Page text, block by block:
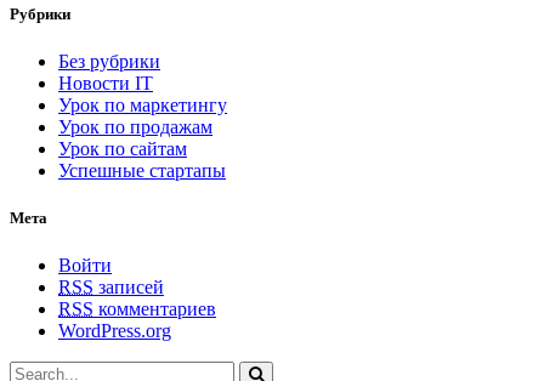
Рубрики
Без рубрики
Новости IT
Урок по маркетингу
Урок по продажам
Урок по сайтам
Успешные стартапы
Мета
Войти
RSS записей
RSS комментариев
WordPress.org